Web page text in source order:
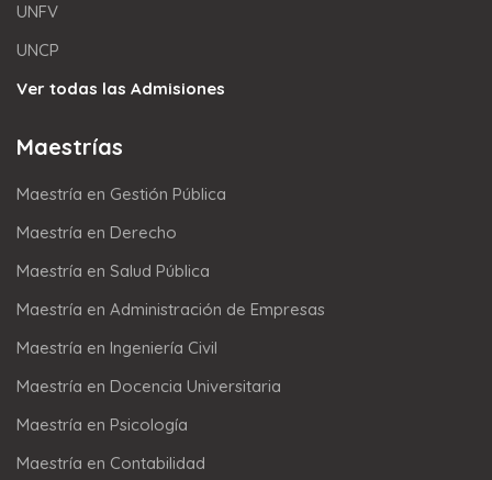
UNFV
UNCP
Ver todas las Admisiones
Maestrías
Maestría en Gestión Pública
Maestría en Derecho
Maestría en Salud Pública
Maestría en Administración de Empresas
Maestría en Ingeniería Civil
Maestría en Docencia Universitaria
Maestría en Psicología
Maestría en Contabilidad